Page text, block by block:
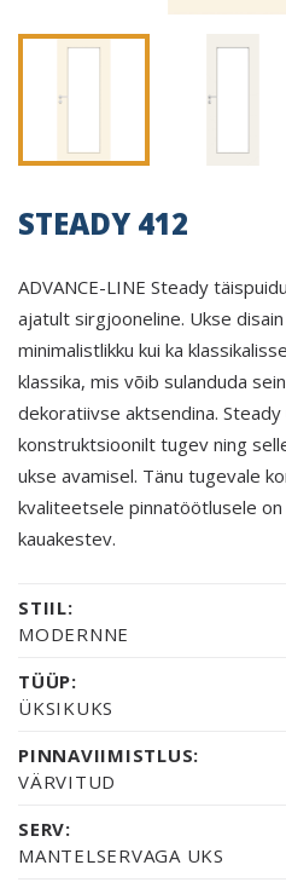
STEADY 412
ADVANCE-LINE Steady
ajatult sirgjooneline. Ukse
minimalistlikku kui ka
klassika, mis võib sulanduda
dekoratiivse aktsendina. Steady
konstruktsioonilt tugev ning
ukse avamisel. Tänu tugevale
kvaliteetsele pinnatöötlusele
kauakestev.
STIIL:
MODERNNE
TÜÜP:
ÜKSIKUKS
PINNAVIIMISTLUS:
VÄRVITUD
SERV:
MANTELSERVAGA UKS